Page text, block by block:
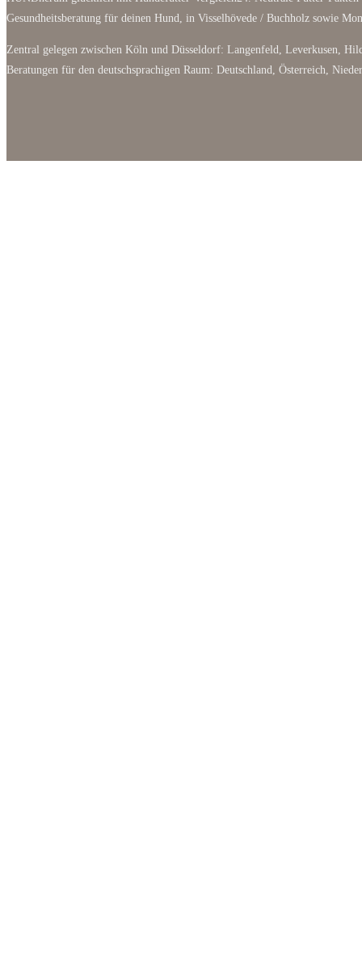
Gesundheitsberatung für deinen Hund, in Visselhövede / Buchholz sowie
Zentral gelegen zwischen Köln und Düsseldorf: Langenfeld, Leverkusen,
Beratungen für den deutschsprachigen Raum: Deutschland, Österreich,